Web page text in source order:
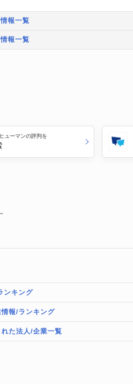
報一覧
報一覧
ューマンの評判を
ンキング
情報/ランキング
れた法人/企業一覧